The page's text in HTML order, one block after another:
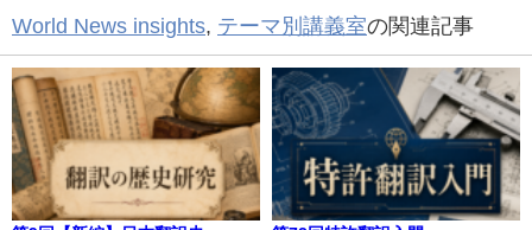
World News insights, テーマ別講義室の関連記事